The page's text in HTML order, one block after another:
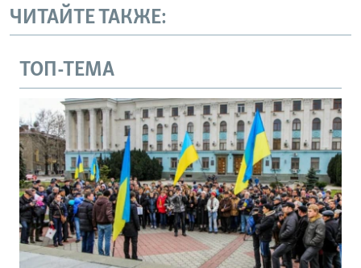
ЧИТАЙТЕ ТАКЖЕ:
ТОП-ТЕМА